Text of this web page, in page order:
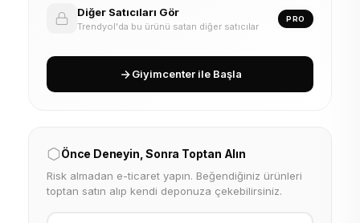
Diğer Satıcıları Gör
Trendyol'da bu ürünü satan diğer satıcılar
PRO
Giyimcenter ile Başla
Önce Deneyin, Sonra Toptan Alın
Risk almadan e-ticaret yapın. Beğendiğiniz ürünleri
toptan satın alıp kendi deponuza çekebilirsiniz.